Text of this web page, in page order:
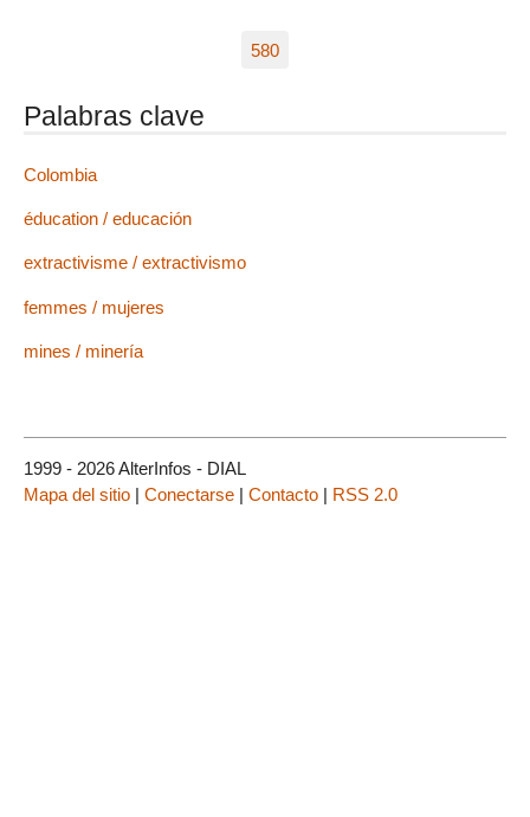
580
Palabras clave
Colombia
éducation / educación
extractivisme / extractivismo
femmes / mujeres
mines / minería
1999 - 2026 AlterInfos - DIAL
Mapa del sitio | Conectarse | Contacto | RSS 2.0